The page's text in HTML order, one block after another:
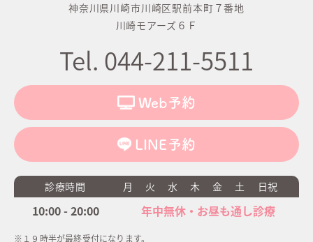
神奈川県川崎市川崎区駅前本町７番地
川崎モアーズ６Ｆ
Tel. 044-211-5511
Web予約
LINE予約
診療時間 月 火 水 木 金 土 日祝
10:00 - 20:00 年中無休・お昼も通し診療
※１９時半が最終受付になります。